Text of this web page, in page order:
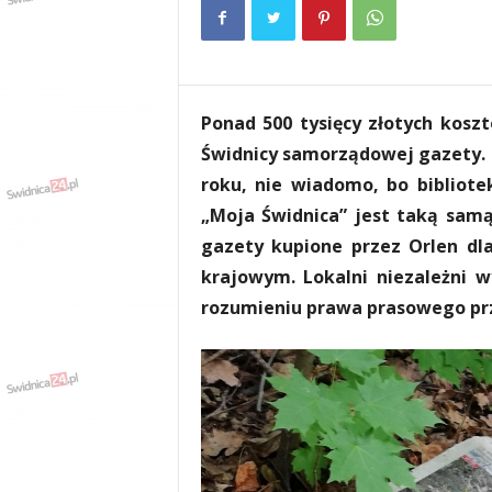
a
Ponad 500 tysięcy złotych
Świdnicy samorządowej
roku, nie wiadomo, bo
„Moja Świdnica” jest taką
gazety kupione przez Orlen
krajowym. Lokalni niezależni
rozumieniu prawa prasowego